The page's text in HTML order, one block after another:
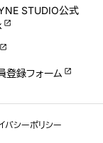
STUDIO公式
登録フォーム
バシーポリシー